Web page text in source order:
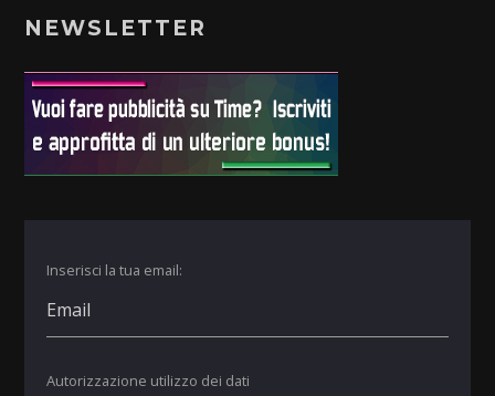
NEWSLETTER
Inserisci la tua email:
Autorizzazione utilizzo dei dati